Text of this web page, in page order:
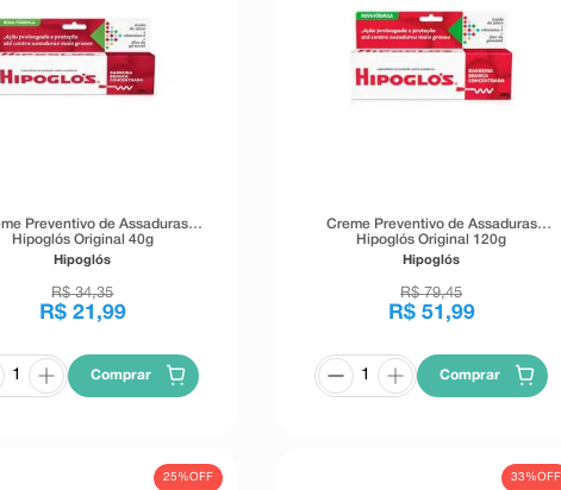
Preventivo de Assaduras
Hipoglós Original 40g
Hipoglós
R$ 34,35
R$ 21 ,99
Comprar
Creme Preventivo de Assaduras
Hipoglós Original 120g
Hipoglós
R$ 79,45
R$ 51 ,99
Comprar
25%OFF 33%OFF